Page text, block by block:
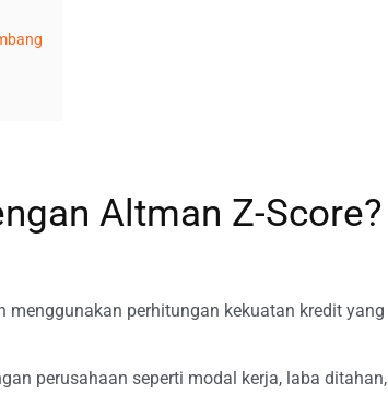
Altman Z-Score?
perhitungan kekuatan kredit yang
perusahaan seperti modal kerja, laba ditahan,